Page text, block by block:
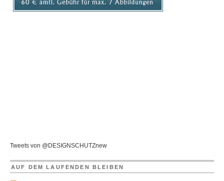
Tweets von @DESIGNSCHUTZnew
AUF DEM LAUFENDEN BLEIBEN